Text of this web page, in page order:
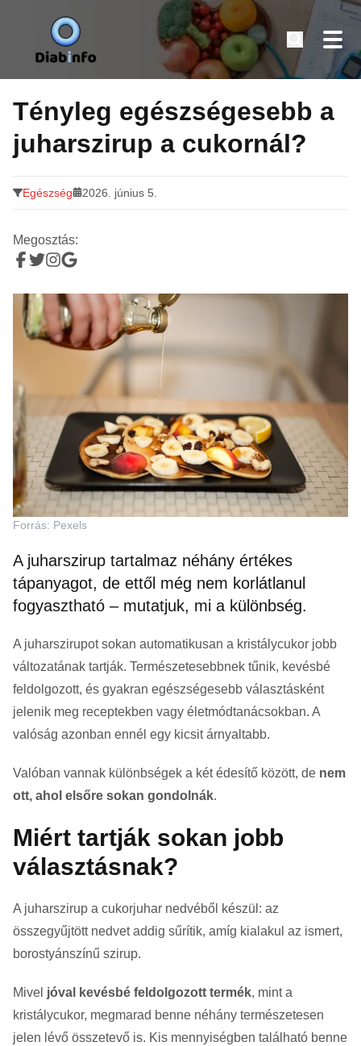
Tovább
tartalomra
Diabinfo.hu – Információk cukorbetegeknek
Tényleg egészségesebb a
juharszirup a cukornál?
Egészség 2026. június 5.
Megosztás:
Forrás: Pexels
A juharszirup tartalmaz néhány értékes
tápanyagot, de ettől még nem korlátlanul
fogyasztható – mutatjuk, mi a különbség.
A juharszirupot sokan automatikusan a kristálycukor jobb
változatának tartják. Természetesebbnek tűnik, kevésbé
feldolgozott, és gyakran egészségesebb választásként
jelenik meg receptekben vagy életmódtanácsokban. A
valóság azonban ennél egy kicsit árnyaltabb.
Valóban vannak különbségek a két édesítő között, de nem
ott, ahol elsőre sokan gondolnák.
Miért tartják sokan jobb
választásnak?
A juharszirup a cukorjuhar nedvéből készül: az
összegyűjtött nedvet addig sűrítik, amíg kialakul az ismert,
borostyánszínű szirup.
Mivel jóval kevésbé feldolgozott termék, mint a
kristálycukor, megmarad benne néhány természetesen
jelen lévő összetevő is. Kis mennyiségben található benne